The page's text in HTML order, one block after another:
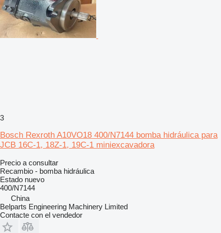
3
Bosch Rexroth A10VO18 400/N7144 bomba hidráulica para
JCB 16C-1, 18Z-1, 19C-1 miniexcavadora
Precio a consultar
Recambio - bomba hidráulica
Estado nuevo
400/N7144
China
Belparts Engineering Machinery Limited
Contacte con el vendedor